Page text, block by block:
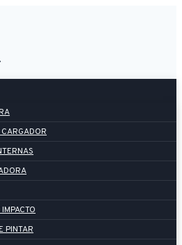
PINTAR